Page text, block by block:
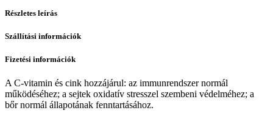
Részletes leírás
Szállítási információk
Fizetési információk
A C-vitamin és cink hozzájárul: az immunrendszer normál
működéséhez; a sejtek oxidatív stresszel szembeni védelméhez; a
bőr normál állapotának fenntartásához.